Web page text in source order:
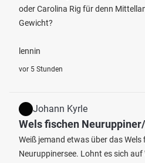
oder Carolina Rig für denn
Gewicht?
lennin
vor 5 Stunden
Johann Kyrle
Wels fischen
Weiß jemand etwas über das
Neuruppinersee. Lohnt es sich auf